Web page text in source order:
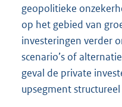
geopolitieke
op het gebied van
investeringen verder
scenario’s of
geval de private
upsegment